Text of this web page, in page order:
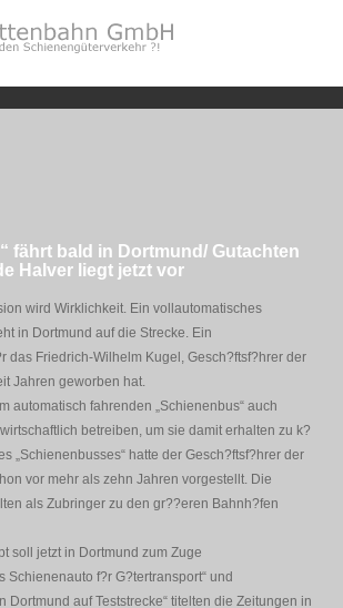
fährt bald in Dortmund/ Gutachten
Halver liegt jetzt vor
wird Wirklichkeit. Ein vollautomatisches
in Dortmund auf die Strecke. Ein
das Friedrich-Wilhelm Kugel, Gesch?ftsf?hrer der
Jahren geworben hat.
automatisch fahrenden „Schienenbus“ auch
betreiben, um sie damit erhalten zu k?
„Schienenbusses“ hatte der Gesch?ftsf?hrer der
vor mehr als zehn Jahren vorgestellt. Die
als Zubringer zu den gr??eren Bahnh?fen
soll jetzt in Dortmund zum Zuge
Schienenauto f?r G?tertransport“ und
Dortmund auf Teststrecke“ titelten die Zeitungen in